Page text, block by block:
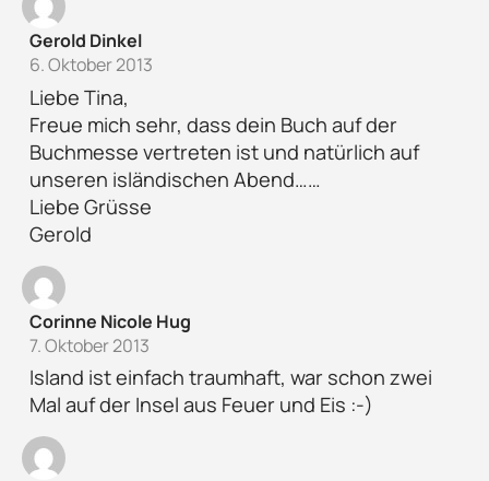
Gerold Dinkel
6. Oktober 2013
Liebe Tina,
Freue mich sehr, dass dein Buch auf der
Buchmesse vertreten ist und natürlich auf
unseren isländischen Abend……
Liebe Grüsse
Gerold
Corinne Nicole Hug
7. Oktober 2013
Island ist einfach traumhaft, war schon zwei
Mal auf der Insel aus Feuer und Eis :-)